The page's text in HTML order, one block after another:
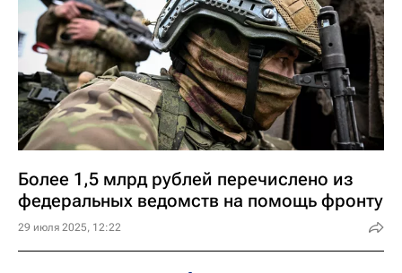
Более 1,5 млрд рублей перечислено из
федеральных ведомств на помощь фронту
29 июля 2025, 12:22